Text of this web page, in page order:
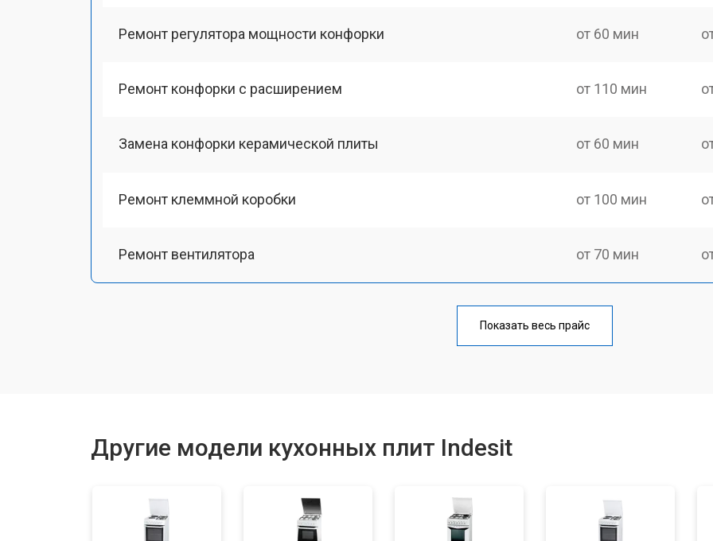
Ремонт регулятора мощности конфорки от 60 мин
Ремонт конфорки с расширением от 110 мин
Замена конфорки керамической плиты от 60 мин
Ремонт клеммной коробки от 100 мин
Ремонт вентилятора от 70 мин
от 120 мин
Замена термостата от 90 мин
Показать весь прайс
Другие модели кухонных плит Indesit